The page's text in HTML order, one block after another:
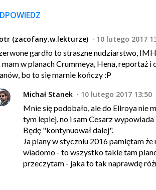
(zacofany.w.lekturze)
10 lutego 2017
gardło to straszne nudziarstwo,
mam w planach Crummeya, Hena, reportaż
bo to się marnie kończy :P
Michał Stanek
10 lutego 2017 13:50
Mnie się podobało, ale do Ellroya nie
tym lepiej, no i sam Cesarz
Będę "kontynuował dalej".
Ja plany w styczniu 2016 pamiętam
wiadomo - to wszystko takie tam
przeczytam - jaka to tak naprawdę